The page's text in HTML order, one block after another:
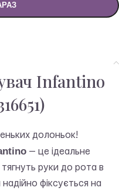
Infantino
долоньок!
— це ідеальне
руки до рота в
фіксується на